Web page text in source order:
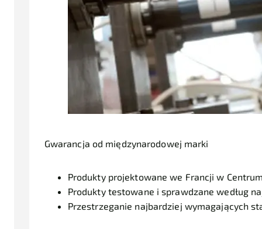
Gwarancja od międzynarodowej marki
Produkty projektowane we Francji w
Produkty testowane i sprawdzane według
Przestrzeganie najbardziej wymagających